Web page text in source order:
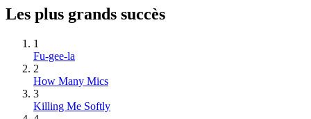
Les plus grands succès
1
Fu-gee-la
2
How Many Mics
3
Killing Me Softly